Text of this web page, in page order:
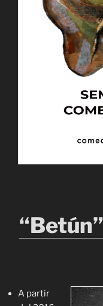
A partir